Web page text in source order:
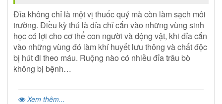
Đỉa không chỉ là một vị thuốc quý mà còn làm sạch môi
trường. Điều kỳ thú là đỉa chỉ cắn vào những vùng sinh
học có lợi cho cơ thể con người và động vật, khi đỉa cắn
vào những vùng đó làm khí huyết lưu thông và chất độc
bị hút đi theo máu. Ruộng nào có nhiều đỉa trâu bò
không bị bệnh…
Xem thêm...